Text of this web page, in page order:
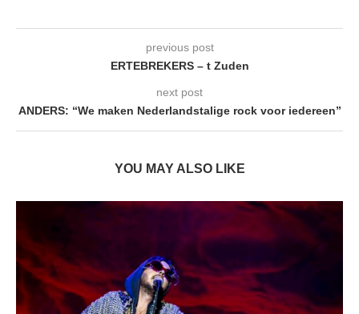
previous post
ERTEBREKERS – t Zuden
next post
ANDERS: “We maken Nederlandstalige rock voor iedereen”
YOU MAY ALSO LIKE